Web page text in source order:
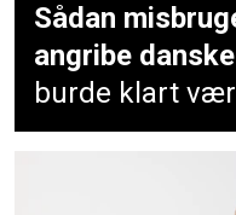
Sådan
angribe
burde klart